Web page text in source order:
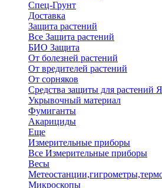
Спец-Грунт
Доставка
Защита растений
Все Защита растений
БИО Защита
От болезней растений
От вредителей растений
От сорняков
Средства защиты для растений
Укрывочный материал
Фумиганты
Акарициды
Еще
Измерительные приборы
Все Измерительные приборы
Весы
Микроскопы